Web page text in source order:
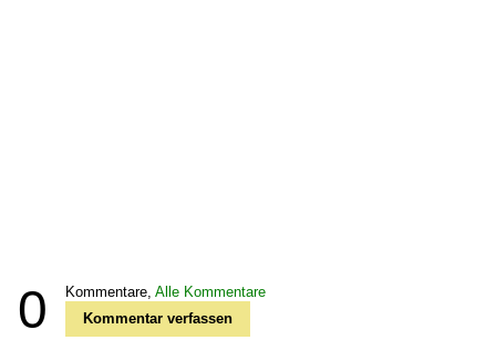
0 Kommentare, Alle Kommentare
Kommentar verfassen